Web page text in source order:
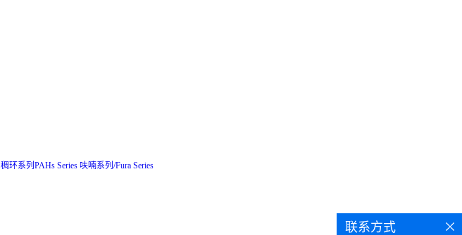
稠环系列PAHs Series 呋喃系列/Fura Series
联系方式